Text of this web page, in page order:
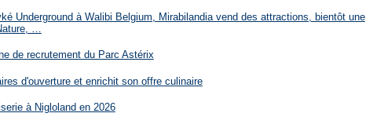
Underground à Walibi Belgium, Mirabilandia vend des attractions, bientôt une
…
de recrutement du Parc Astérix
d'ouverture et enrichit son offre culinaire
à Nigloland en 2026